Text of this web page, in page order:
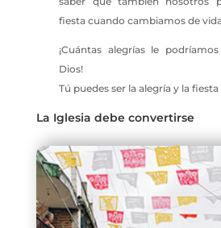
fiesta cuando cambiamos de
¡Cuántas alegrías le
Dios!
Tú puedes ser la alegría y la
La Iglesia debe convertirse